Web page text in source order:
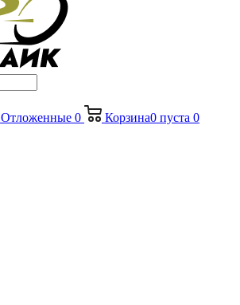
Отложенные 0 Корзина0 пуста 0